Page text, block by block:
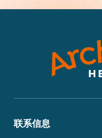
联系信息